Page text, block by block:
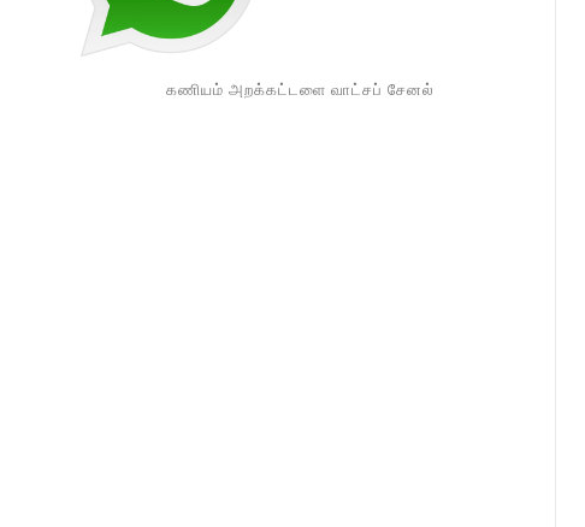
கணியம் அறக்கட்டளை வாட்சப் சேனல்